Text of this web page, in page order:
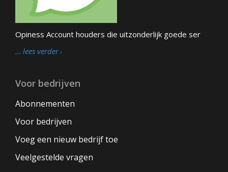
Opiness Account houders die uitzonderlijk goede ser
… lees verder
Voor bedrijven
Abonnementen
Voor bedrijven
Voeg een nieuw bedrijf toe
Veelgestelde vragen